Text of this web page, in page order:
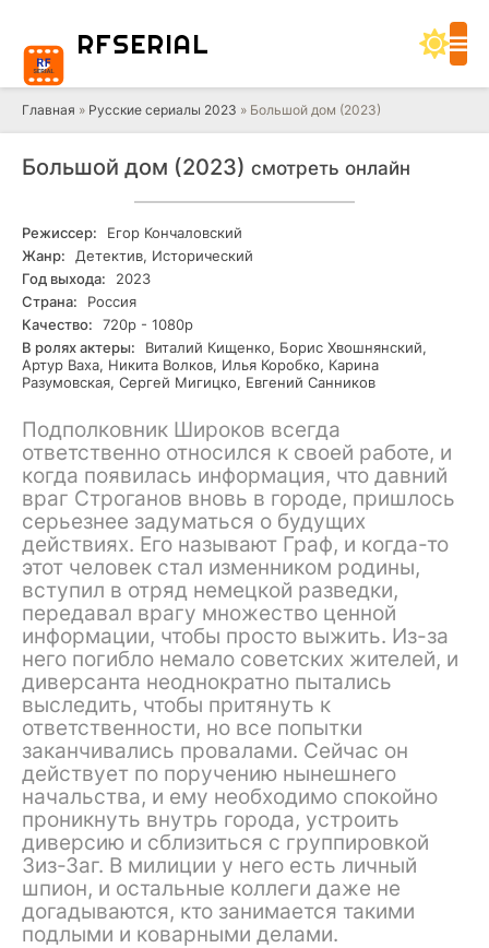
RFSERIAL
Главная » Русские сериалы 2023 » Большой дом (2023)
Большой дом (2023) смотреть онлайн
Режиссер:
Егор Кончаловский
Жанр:
Детектив, Исторический
Год выхода:
2023
Страна:
Россия
Качество:
720р - 1080р
В ролях актеры:
Виталий Кищенко, Борис Хвошнянский,
Артур Ваха, Никита Волков, Илья Коробко, Карина
Разумовская, Сергей Мигицко, Евгений Санников
Подполковник Широков всегда
ответственно относился к своей работе, и
когда появилась информация, что давний
враг Строганов вновь в городе, пришлось
серьезнее задуматься о будущих
действиях. Его называют Граф, и когда-то
этот человек стал изменником родины,
вступил в отряд немецкой разведки,
передавал врагу множество ценной
информации, чтобы просто выжить. Из-за
него погибло немало советских жителей, и
диверсанта неоднократно пытались
выследить, чтобы притянуть к
ответственности, но все попытки
заканчивались провалами. Сейчас он
действует по поручению нынешнего
начальства, и ему необходимо спокойно
проникнуть внутрь города, устроить
диверсию и сблизиться с группировкой
Зиз-Заг. В милиции у него есть личный
шпион, и остальные коллеги даже не
догадываются, кто занимается такими
подлыми и коварными делами.